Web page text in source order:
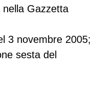
nella Gazzetta
3 novembre 2005;
sesta del